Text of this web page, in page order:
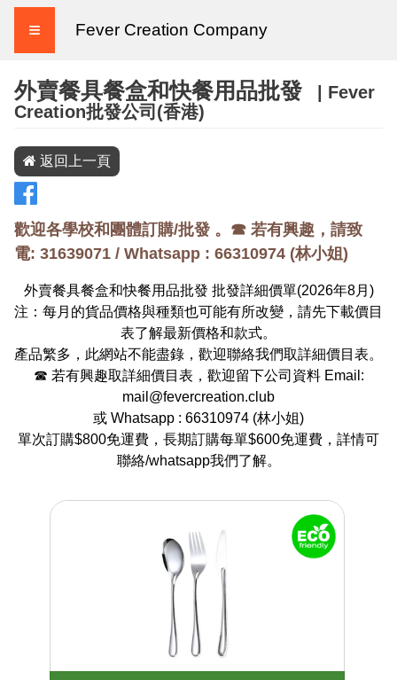
≡ Fever Creation Company
外賣餐具餐盒和快餐用品批發
| Fever
Creation批發公司(香港)
返回上一頁
歡迎各學校和團體訂購/批發 。☎ 若有興趣，請致
電: 31639071 / Whatsapp : 66310974 (林小姐)
外賣餐具餐盒和快餐用品批發 批發詳細價單(2026年8月)
注：每月的貨品價格與種類也可能有所改變，請先下載價目
表了解最新價格和款式。
產品繁多，此網站不能盡錄，歡迎聯絡我們取詳細價目表。
☎ 若有興趣取詳細價目表，歡迎留下公司資料 Email:
mail@fevercreation.club
或 Whatsapp : 66310974 (林小姐)
單次訂購$800免運費，長期訂購每單$600免運費，詳情可
聯絡/whatsapp我們了解。